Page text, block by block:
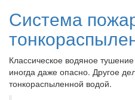
Система
Классическое водяное
иногда даже опасно. Другое
тонкораспыленной водой.